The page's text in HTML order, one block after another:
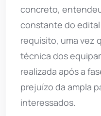
concreto,
constante do
requisito, uma vez
técnica dos
realizada após a
prejuízo da ampla
interessados.